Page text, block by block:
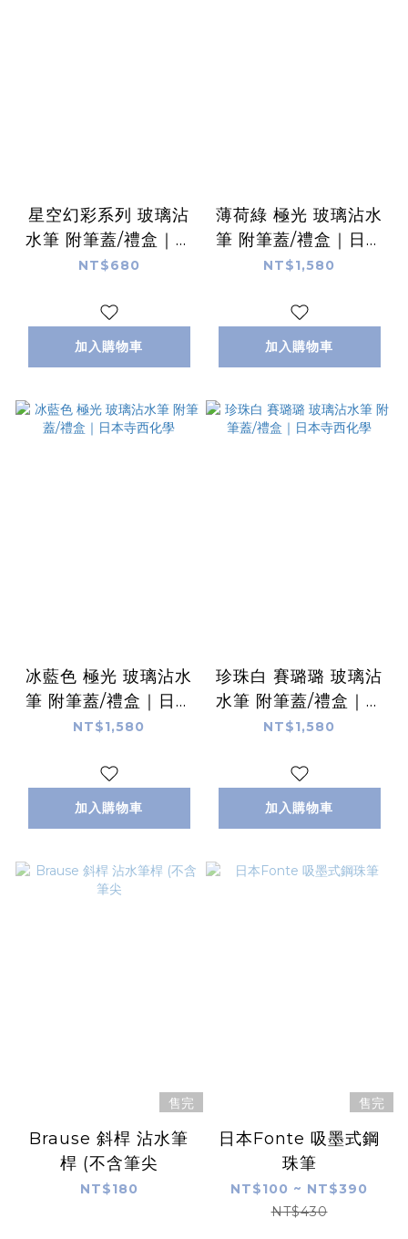
星空幻彩系列 玻璃沾
水筆 附筆蓋/禮盒｜日
本寺西化學
NT$680
加入購物車
薄荷綠 極光 玻璃沾水
筆 附筆蓋/禮盒｜日本
寺西化學
NT$1,580
加入購物車
冰藍色 極光 玻璃沾水
筆 附筆蓋/禮盒｜日本
寺西化學
NT$1,580
加入購物車
珍珠白 賽璐璐 玻璃沾
水筆 附筆蓋/禮盒｜日
本寺西化學
NT$1,580
加入購物車
售完
Brause 斜桿 沾水筆
桿 (不含筆尖
NT$180
售完
日本Fonte 吸墨式鋼
珠筆
NT$100 ~ NT$390
NT$430